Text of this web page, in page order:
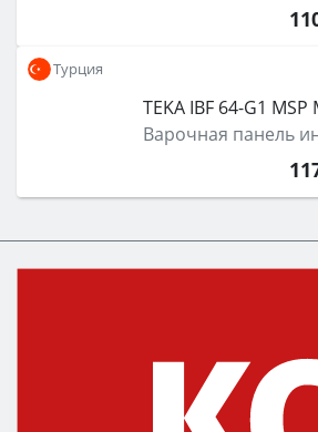
Турция
TEKA IBF 64-G1 MSP
Варочная панель